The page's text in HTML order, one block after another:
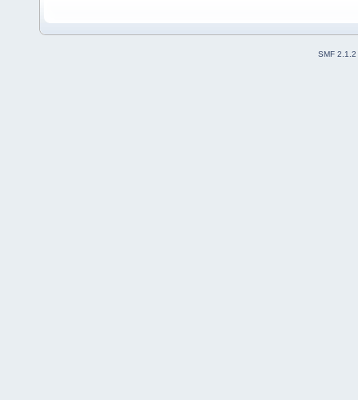
SMF 2.1.2